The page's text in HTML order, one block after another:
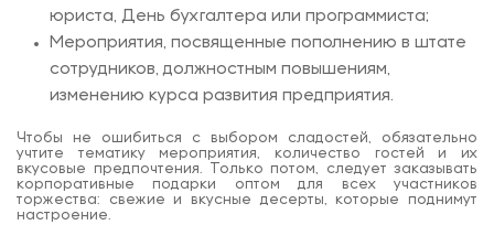
юриста, День бухгалтера или программиста;
Мероприятия, посвященные пополнению в штате
сотрудников, должностным повышениям,
изменению курса развития предприятия.
Чтобы не ошибиться с выбором сладостей, обязательно
учтите тематику мероприятия, количество гостей и их
вкусовые предпочтения. Только потом, следует заказывать
корпоративные подарки оптом для всех участников
торжества: свежие и вкусные десерты, которые поднимут
настроение.